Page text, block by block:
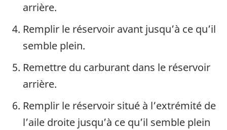
arrière.
Remplir le réservoir avant jusqu’à ce qu’il
semble plein.
Remettre du carburant dans le réservoir
arrière.
Remplir le réservoir situé à l’extrémité de
l’aile droite jusqu’à ce qu’il semble plein